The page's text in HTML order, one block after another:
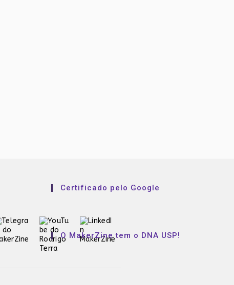
Certificado pelo Google
O MakerZine tem o DNA USP!